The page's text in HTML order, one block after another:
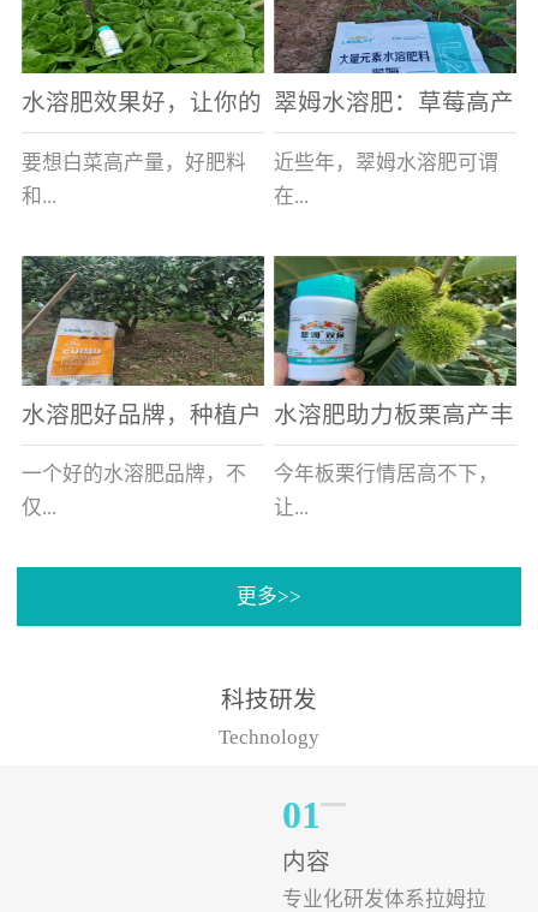
蔬菜产区，老棚数量占多
数，连年的重茬、土壤板
结等原因，导致土壤差，
作物根系...
时刻，从一大早接到收购
商的电话，就开始在草莓
大棚里忙碌。为什么窦大
哥家的草...
水溶肥效果好，让你的
白菜增产不是问题
要想白菜高产量，好肥料
和...
好的技术管理缺一不可，
相信广大白菜种植户们都
深有体会。今天就一起来
看看，什么样的水溶肥可
以让你的...
翠姆水溶肥：草莓高产
的好帮手
近些年，翠姆水溶肥可谓
在...
河北草莓区域话题不减，
不但在草莓上表现效果明
显，使用的种植户更是越
来越多。今天，借此机
会，一起来...
水溶肥好品牌，种植户
纷纷为“翠姆“点赞
一个好的水溶肥品牌，不
仅...
帮助作物增产增收，更要
实力。今天要讲的水溶肥
水溶肥助力板栗高产丰
产
今年板栗行情居高不下，
让...
许多板栗种植户都获得了
有位王大姐今年使用一款
非常火爆...
更多>>
科技研发
Technology
01
内容
专业化研发体系拉姆拉